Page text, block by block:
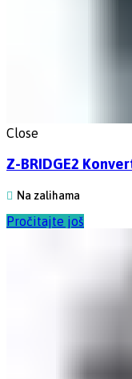
Close
Z-BRIDGE2
Na zalihama
Pročitajte još